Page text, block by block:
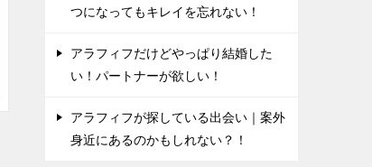
つになってもキレイを忘れない！
アラフィフだけどやっぱり結婚した
い！パートナーが欲しい！
アラフィフが探している出会い｜案外
身近にあるのかもしれない？！